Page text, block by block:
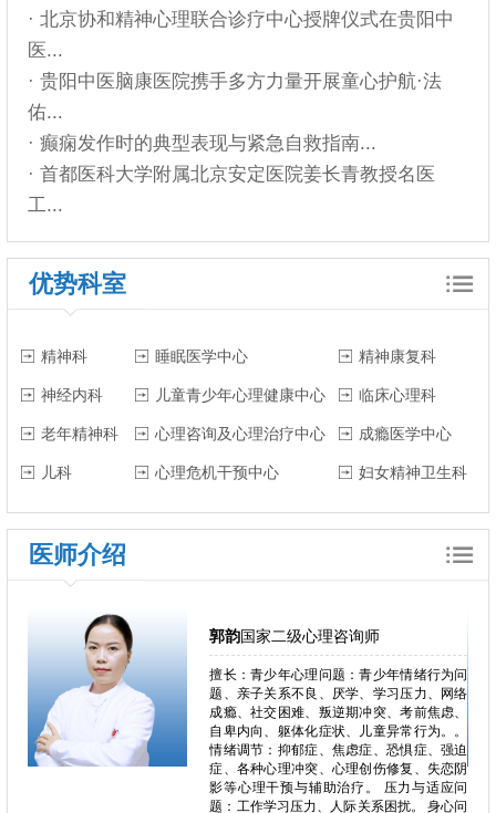
· 北京协和精神心理联合诊疗中心授牌仪式在贵阳中
医...
· 贵阳中医脑康医院携手多方力量开展童心护航·法
佑...
· 癫痫发作时的典型表现与紧急自救指南...
· 首都医科大学附属北京安定医院姜长青教授名医
工...
优势科室
精神科 睡眠医学中心 精神康复科
神经内科 儿童青少年心理健康中心 临床心理科
老年精神科 心理咨询及心理治疗中心 成瘾医学中心
儿科 心理危机干预中心 妇女精神卫生科
医师介绍
问
郭韵国家二级心理咨询师
擅长：青少年心理问题：青少年情绪行为问
题、亲子关系不良、厌学、学习压力、网络
成瘾、社交困难、叛逆期冲突、考前焦虑、
自卑内向、躯体化症状、儿童异常行为。。
情绪调节：抑郁症、焦虑症、恐惧症、强迫
症、各种心理冲突、心理创伤修复、失恋阴
影等心理干预与辅助治疗。 压力与适应问
题：工作学习压力、人际关系困扰。 身心问